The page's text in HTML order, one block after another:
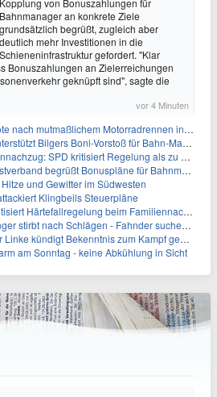
Kopplung von Bonuszahlungen für
Bahnmanager an konkrete Ziele
grundsätzlich begrüßt, zugleich aber
deutlich mehr Investitionen in die
Schieneninfrastruktur gefordert. "Klar
Bonuszahlungen an Zielerreichungen
geknüpft sind", sagte die
vor 4 Minuten
nach mutmaßlichem Motorradrennen in Köln
Bilgers Boni-Vorstoß für Bahn-Manager
SPD kritisiert Regelung als zu streng
begrüßt Bonuspläne für Bahnmanager
und Gewitter im Südwesten
Klingbeils Steuerpläne
Härtefallregelung beim Familiennachzug als zu streng
stirbt nach Schlägen - Fahnder suchen Autofahrer
kündigt Bekenntnis zum Kampf gegen Antisemitismus an
am Sonntag - keine Abkühlung in Sicht